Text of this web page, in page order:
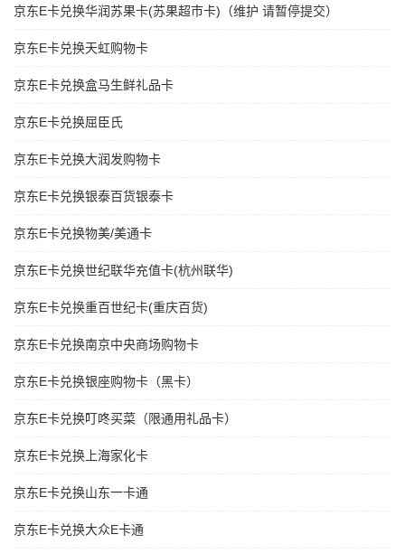
京东E卡兑换华润苏果卡(苏果超市卡)（维护 请暂停提交）
京东E卡兑换天虹购物卡
京东E卡兑换盒马生鲜礼品卡
京东E卡兑换屈臣氏
京东E卡兑换大润发购物卡
京东E卡兑换银泰百货银泰卡
京东E卡兑换物美/美通卡
京东E卡兑换世纪联华充值卡(杭州联华)
京东E卡兑换重百世纪卡(重庆百货)
京东E卡兑换南京中央商场购物卡
京东E卡兑换银座购物卡（黑卡）
京东E卡兑换叮咚买菜（限通用礼品卡）
京东E卡兑换上海家化卡
京东E卡兑换山东一卡通
京东E卡兑换大众E卡通